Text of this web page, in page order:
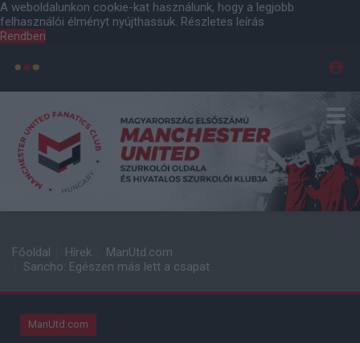
A weboldalunkon cookie-kat használunk, hogy a legjobb
felhasználói élményt nyújthassuk. Részletes leírás
Rendben
Főoldal Hírek
ManUtd.com
Sancho: Egészen más lett a csapat
ManUtd.com